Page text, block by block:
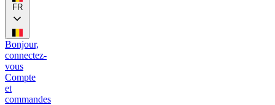
FR
Bonjour,
connectez-
vous
Compte
et
commandes